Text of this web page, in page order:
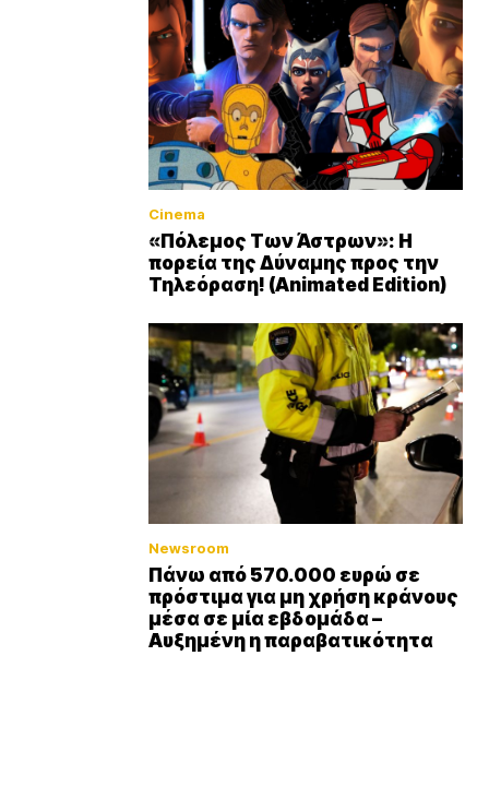
Cinema
«Πόλεμος Των Άστρων»: Η
πορεία της Δύναμης προς την
Τηλεόραση! (Animated Edition)
Newsroom
Πάνω από 570.000 ευρώ σε
πρόστιμα για μη χρήση κράνους
μέσα σε μία εβδομάδα –
Αυξημένη η παραβατικότητα